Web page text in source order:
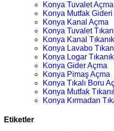
Konya Tuvalet Açma
Konya Mutfak
Konya Kanal Açma
Konya Tuvalet
Konya Kanal
Konya Lavabo
Konya Logar
Konya Gider Açma
Konya Pimaş Açma
Konya Tıkalı Boru
Konya Mutfak
Konya Kırmadan
Etiketler